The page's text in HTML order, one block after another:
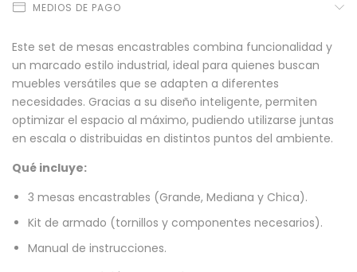
MEDIOS DE PAGO
Este set de mesas encastrables combina funcionalidad y
un marcado estilo industrial, ideal para quienes buscan
muebles versátiles que se adapten a diferentes
necesidades. Gracias a su diseño inteligente, permiten
optimizar el espacio al máximo, pudiendo utilizarse juntas
en escala o distribuidas en distintos puntos del ambiente.
Qué incluye:
3 mesas encastrables (Grande, Mediana y Chica).
Kit de armado (tornillos y componentes necesarios).
Manual de instrucciones.